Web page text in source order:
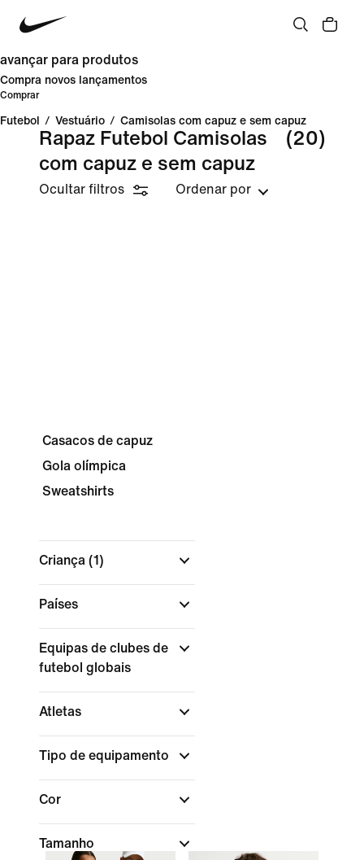
avançar para produtos
Compra novos lançamentos
Comprar
Futebol / Vestuário / Camisolas com capuz e sem capuz
Rapaz Futebol Camisolas
com capuz e sem capuz
(20)
Ocultar filtros Ordenar por
Casacos de capuz
Gola olímpica
Sweatshirts
Criança (1)
Países
Equipas de clubes de
futebol globais
Atletas
Tipo de equipamento
Cor
Tamanho